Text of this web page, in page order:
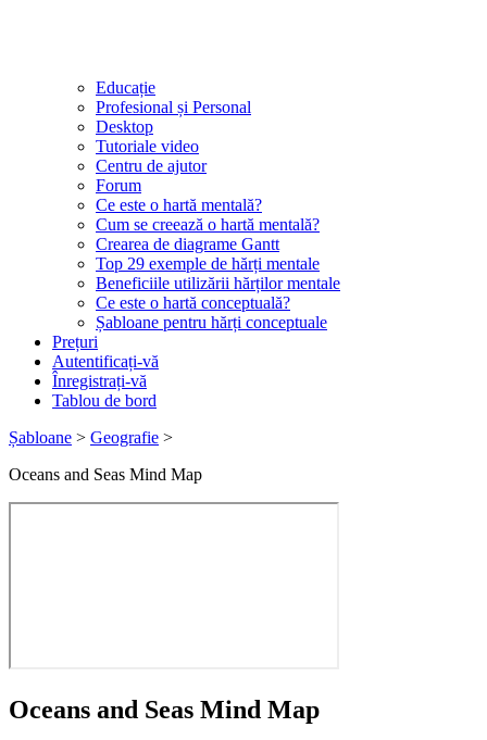
Educație
Profesional și Personal
Desktop
Tutoriale video
Centru de ajutor
Forum
Ce este o hartă mentală?
Cum se creează o hartă mentală?
Crearea de diagrame Gantt
Top 29 exemple de hărți mentale
Beneficiile utilizării hărților mentale
Ce este o hartă conceptuală?
Șabloane pentru hărți conceptuale
Prețuri
Autentificați-vă
Înregistrați-vă
Tablou de bord
Șabloane > Geografie >
Oceans and Seas Mind Map
Oceans and Seas Mind Map